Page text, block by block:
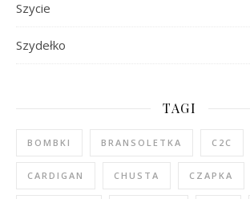
Szycie
Szydełko
TAGI
BOMBKI BRANSOLETKA C2C
CARDIGAN CHUSTA CZAPKA